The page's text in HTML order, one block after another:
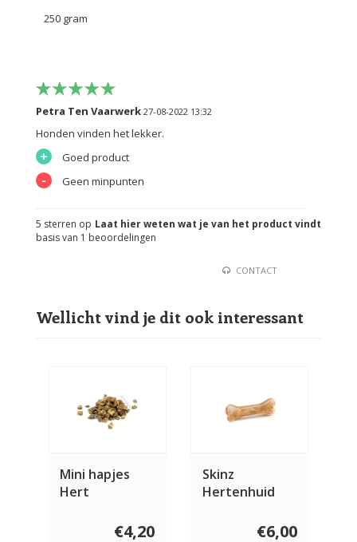
250 gram
Petra Ten Vaarwerk 27-08-2022 13:32
Honden vinden het lekker.
+ Goed product
- Geen minpunten
Laat hier weten wat je van het product vindt
5 sterren op
basis van 1 beoordelingen
CONTACT
Wellicht vind je dit ook interessant
Mini hapjes
Hert
€4,20
Skinz
Hertenhuid
€6,00